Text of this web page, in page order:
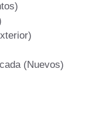
(Nuevos)